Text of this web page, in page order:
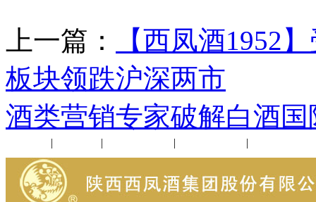
上一篇：
【西凤酒1952
板块领跌沪深两市
酒类营销专家破解白酒
| | | |